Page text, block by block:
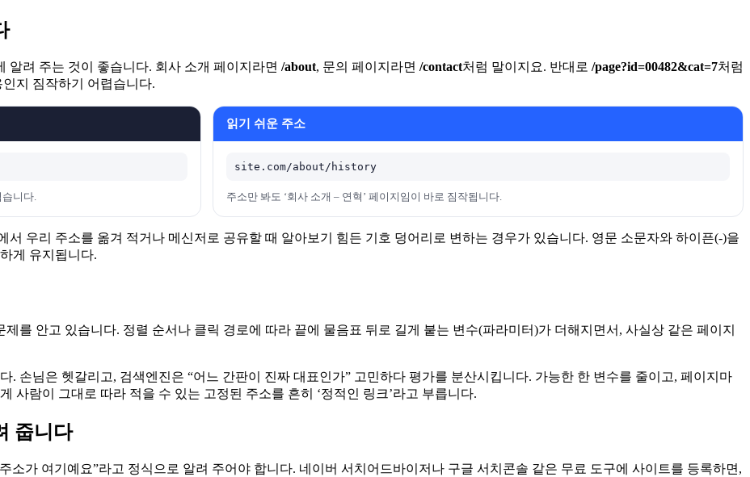
알려 주는 것이 좋습니다. 회사 소개 페이지라면 /about, 문의 페이지라면 /contact처럼 말이지요. 반대로 /page?id=00482&cat=7처럼
지 짐작하기 어렵습니다.
니다.
읽기 쉬운 주소
site.com/about/history
주소만 봐도 ‘회사 소개 – 연혁’ 페이지임이 바로 짐작됩니다.
우리 주소를 옮겨 적거나 메신저로 공유할 때 알아보기 힘든 기호 덩어리로 변하는 경우가 있습니다. 영문 소문자와 하이픈(-)을
게 유지됩니다.
를 안고 있습니다. 정렬 순서나 클릭 경로에 따라 끝에 물음표 뒤로 길게 붙는 변수(파라미터)가 더해지면서, 사실상 같은 페이지
. 손님은 헷갈리고, 검색엔진은 “어느 간판이 진짜 대표인가” 고민하다 평가를 분산시킵니다. 가능한 한 변수를 줄이고, 페이지마
사람이 그대로 따라 적을 수 있는 고정된 주소를 흔히 ‘정적인 링크’라고 부릅니다.
줍니다
소가 여기예요”라고 정식으로 알려 주어야 합니다. 네이버 서치어드바이저나 구글 서치콘솔 같은 무료 도구에 사이트를 등록하면,